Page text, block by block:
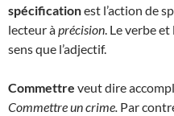
spécificationest l’action de
lecteur àprécision. Le verbe
sens que l’adjectif.
Commettre veut dire
Commettre un crime. Par